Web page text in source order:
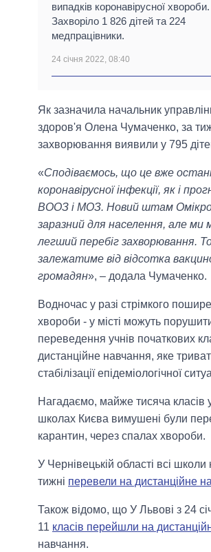
випадків коронавірусної хвороби.
Захворіло 1 826 дітей та 224
медпрацівники.
24 січня 2022, 08:40
Як зазначила начальник
здоров'я Олена Чумаченко, за
захворювання виявили у 795
«Сподіваємось, що це вже
коронавірусної інфекції, як і
ВООЗ і МОЗ. Новий штам
заразний для населення, але ми
легший перебіг захворювання.
залежатиме від відсотка
громадян», – додала Чумаченко.
Водночас у разі стрімкого
хвороби - у місті можуть
переведення учнів початкових
дистанційне навчання, яке
стабілізації епідеміологічної
Нагадаємо, майже тисяча класів
школах Києва вимушені були
карантин, через спалах хвороби.
У Чернівецькій області всі школи
тижні перевели на дистанційне
Також відомо, що У Львові з 24
11 класів перейшли на
навчання.